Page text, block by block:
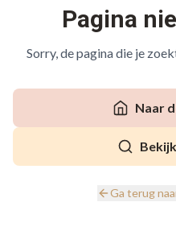
Pagina
Sorry, de pagina die je
Naar
Ga terug